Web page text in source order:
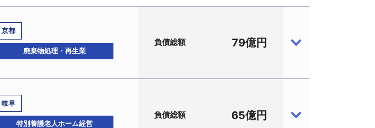
京都
廃棄物処理・再生業
負債総額 79億円
、法人番号:4130001034872、南丹市園部町高屋西谷1、設立1999（平成11）
岐阜
特別養護老人ホーム経営
負債総額 65億円